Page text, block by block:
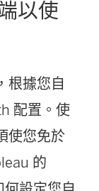
以使
根據您自
配置。使
使您免於
的